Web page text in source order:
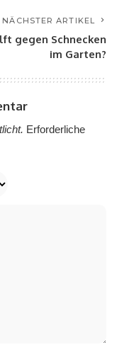
NÄCHSTER ARTIKEL
gegen Schnecken
im Garten?
Erforderliche